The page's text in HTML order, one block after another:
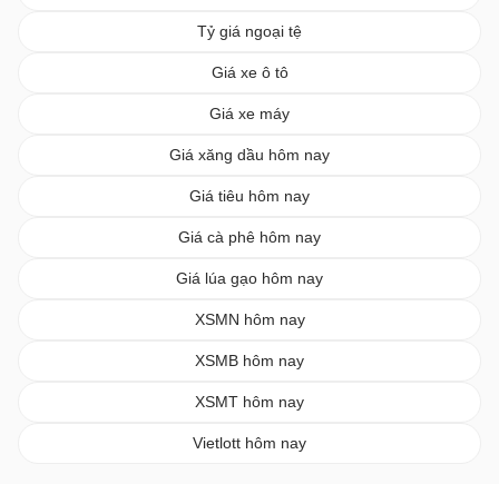
Tỷ giá ngoại tệ
Giá xe ô tô
Giá xe máy
Giá xăng dầu hôm nay
Giá tiêu hôm nay
Giá cà phê hôm nay
Giá lúa gạo hôm nay
XSMN hôm nay
XSMB hôm nay
XSMT hôm nay
Vietlott hôm nay